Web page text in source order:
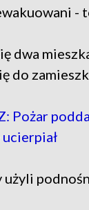
-
dwa
do
Pożar
użyli